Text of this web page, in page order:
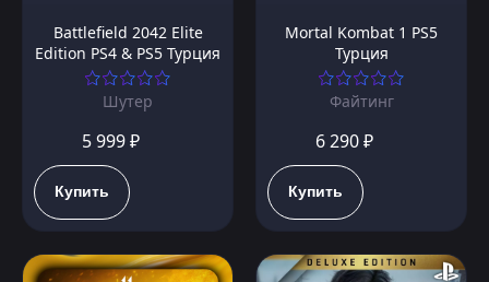
Battlefield 2042 Elite
Edition PS4 & PS5 Турция
Шутер
5 999 ₽
Купить
Mortal Kombat 1 PS5
Турция
Файтинг
6 290 ₽
Купить